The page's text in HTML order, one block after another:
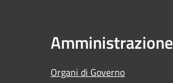
Amministrazione
Organi di Governo